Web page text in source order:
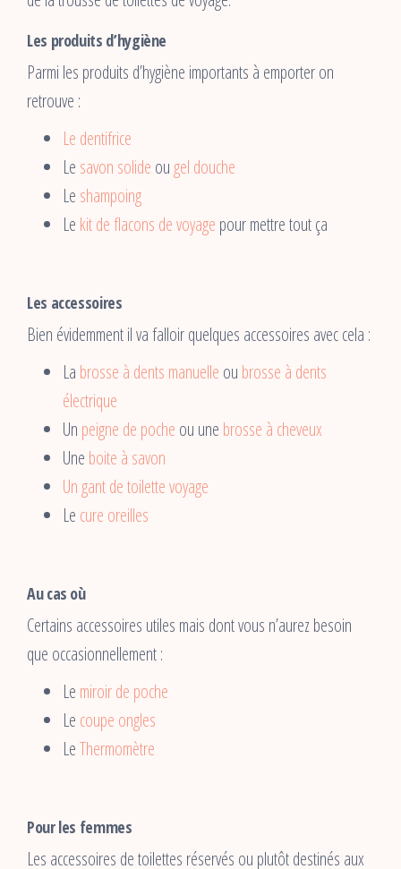
Les produits d’hygiène
Parmi les produits d’hygiène importants à emporter on
retrouve :
Le dentifrice
Le savon solide ou gel douche
Le shampoing
Le kit de flacons de voyage pour mettre tout ça
Les accessoires
Bien évidemment il va falloir quelques accessoires avec cela :
La brosse à dents manuelle ou brosse à dents
électrique
Un peigne de poche ou une brosse à cheveux
Une boite à savon
Un gant de toilette voyage
Le cure oreilles
Au cas où
Certains accessoires utiles mais dont vous n’aurez besoin
que occasionnellement :
Le miroir de poche
Le coupe ongles
LeThermomètre
Pour les femmes
Les accessoires de toilettes réservés ou plutôt destinés aux